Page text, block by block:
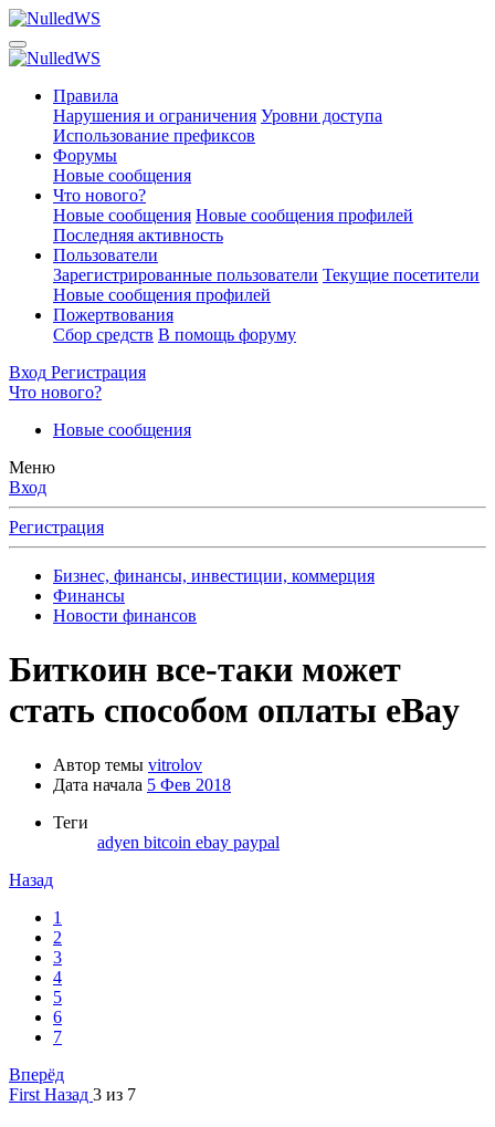
Правила
Нарушения и ограничения Уровни доступа
Использование префиксов
Форумы
Новые сообщения
Что нового?
Новые сообщения Новые сообщения профилей
Последняя активность
Пользователи
Зарегистрированные пользователи Текущие посетители
Новые сообщения профилей
Пожертвования
Сбор средств В помощь форуму
Вход Регистрация
Что нового?
Новые сообщения
Меню
Вход
Регистрация
Бизнес, финансы, инвестиции, коммерция
Финансы
Новости финансов
Биткоин все-таки может
стать способом оплаты eBay
Автор темы vitrolov
Дата начала 5 Фев 2018
Теги
adyen bitcoin ebay paypal
Назад
1
2
3
4
5
6
7
Вперёд
First Назад 3 из 7